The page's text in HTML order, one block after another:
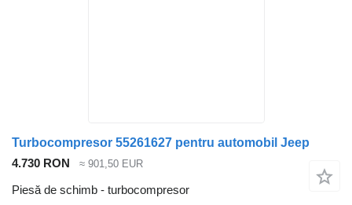
Turbocompresor 55261627 pentru automobil Jeep
4.730 RON
≈ 901,50 EUR
Piesă de schimb - turbocompresor